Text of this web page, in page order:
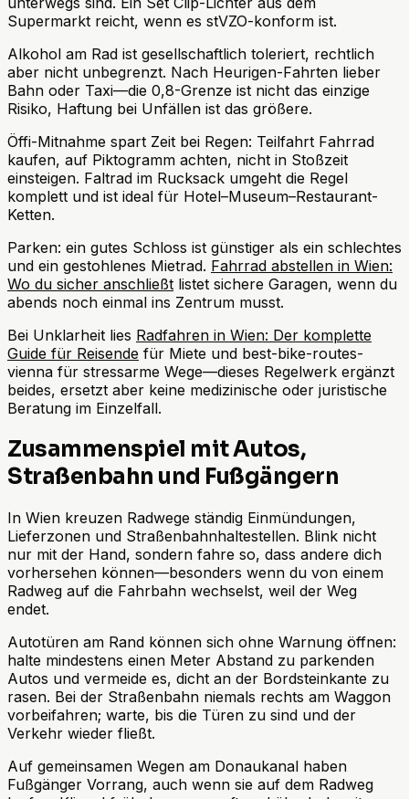
Supermarkt reicht, wenn es stVZO-konform ist.
Alkohol am Rad ist gesellschaftlich toleriert, rechtlich
aber nicht unbegrenzt. Nach Heurigen-Fahrten lieber
Bahn oder Taxi—die 0,8-Grenze ist nicht das einzige
Risiko, Haftung bei Unfällen ist das größere.
Öffi-Mitnahme spart Zeit bei Regen: Teilfahrt Fahrrad
kaufen, auf Piktogramm achten, nicht in Stoßzeit
einsteigen. Faltrad im Rucksack umgeht die Regel
komplett und ist ideal für Hotel–Museum–Restaurant-
Ketten.
Parken: ein gutes Schloss ist günstiger als ein schlechtes
und ein gestohlenes Mietrad. Fahrrad abstellen in Wien:
Wo du sicher anschließt listet sichere Garagen, wenn du
abends noch einmal ins Zentrum musst.
Bei Unklarheit lies Radfahren in Wien: Der komplette
Guide für Reisende für Miete und best-bike-routes-
vienna für stressarme Wege—dieses Regelwerk ergänzt
beides, ersetzt aber keine medizinische oder juristische
Beratung im Einzelfall.
Zusammenspiel mit Autos,
Straßenbahn und Fußgängern
In Wien kreuzen Radwege ständig Einmündungen,
Lieferzonen und Straßenbahnhaltestellen. Blink nicht
nur mit der Hand, sondern fahre so, dass andere dich
vorhersehen können—besonders wenn du von einem
Radweg auf die Fahrbahn wechselst, weil der Weg
endet.
Autotüren am Rand können sich ohne Warnung öffnen:
halte mindestens einen Meter Abstand zu parkenden
Autos und vermeide es, dicht an der Bordsteinkante zu
rasen. Bei der Straßenbahn niemals rechts am Waggon
vorbeifahren; warte, bis die Türen zu sind und der
Verkehr wieder fließt.
Auf gemeinsamen Wegen am Donaukanal haben
Fußgänger Vorrang, auch wenn sie auf dem Radweg